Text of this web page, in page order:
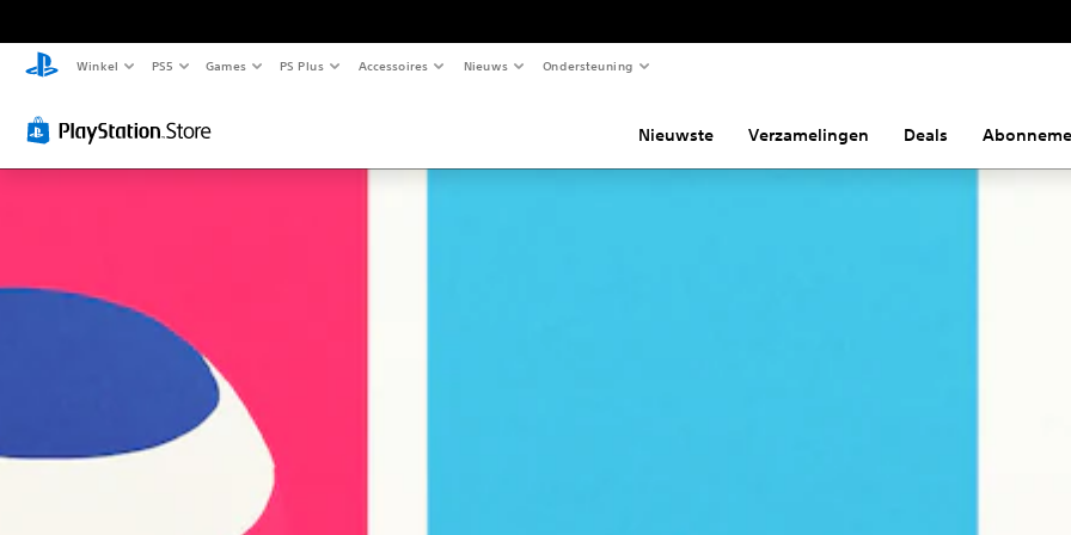
Winkel PS5 Games PS Plus Accessoires Nieuws Ondersteuning
Nieuwste Verzamelingen Deals